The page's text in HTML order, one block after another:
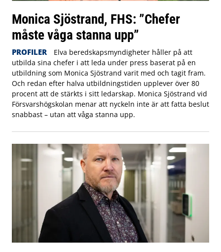
Monica Sjöstrand, FHS: ”Chefer
måste våga stanna upp”
PROFILER
Elva beredskapsmyndigheter håller på att
utbilda sina chefer i att leda under press baserat på en
utbildning som Monica Sjöstrand varit med och tagit fram.
Och redan efter halva utbildningstiden upplever över 80
procent att de stärkts i sitt ledarskap. Monica Sjöstrand vid
Försvarshögskolan menar att nyckeln inte är att fatta beslut
snabbast – utan att våga stanna upp.